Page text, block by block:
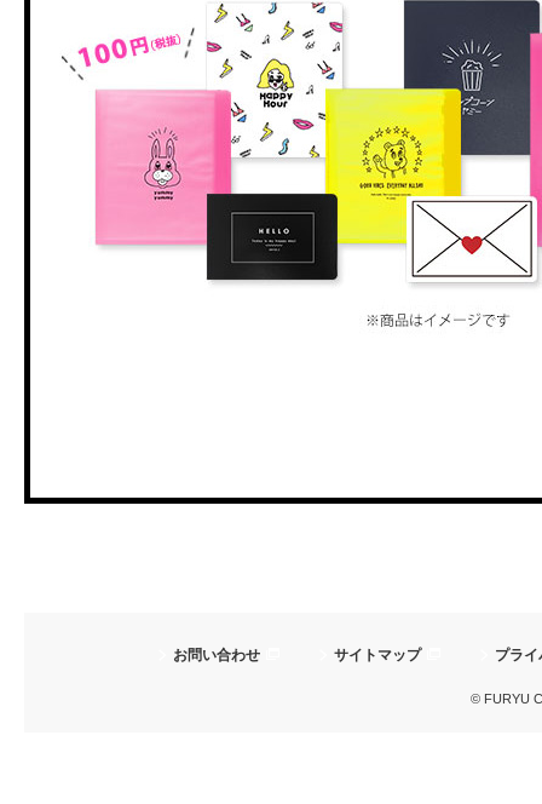
お問い合わせ サイトマップ プラ
© FURYU